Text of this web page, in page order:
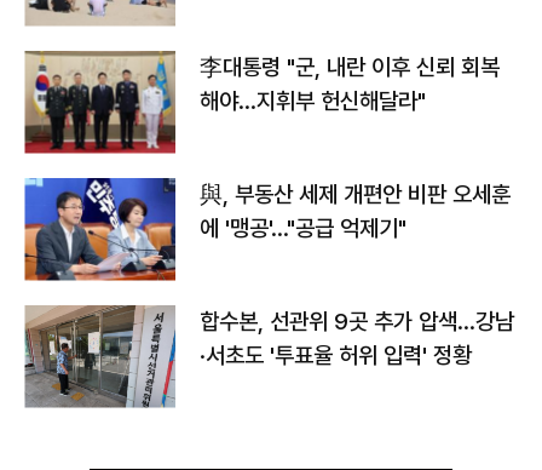
李대통령 "군, 내란 이후 신뢰 회복
해야…지휘부 헌신해달라"
與, 부동산 세제 개편안 비판 오세훈
에 '맹공'…"공급 억제기"
합수본, 선관위 9곳 추가 압색…강남
·서초도 '투표율 허위 입력' 정황